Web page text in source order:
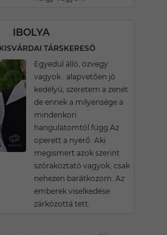
IBOLYA
TÁRSKERESŐ
Egyedül álló, özvegy
vagyok . alapvetően jó
kedélyü, szeretem a zenét
de ennek a milyensége a
mindenkori
hangulatomtól függ.Az
operett a nyerő. Aki
megismert azok szerint
szórakoztató vagyok, csak
nehezen barátkozom. Az
emberek viselkedése
zárkózottá tett.